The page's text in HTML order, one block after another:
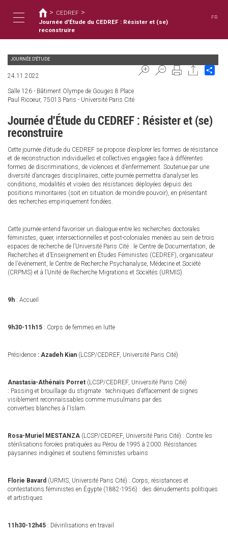
容
Toggle
navigation
您
在
這
裡
> CEDREF >
Journée d'Étude du CEDREF : Résister et (se)
reconstruire
FR
JOURNÉE D'ÉTUDE
24.11.2022
Salle 126 - Bâtiment Olympe de Gouges 8 Place
Paul Ricoeur, 75013 Paris - Université Paris Cité
Journée d'Étude du CEDREF : Résister et (se)
reconstruire
Cette journée d’étude du CEDREF se propose d’explorer les formes de résistance
et de reconstruction individuelles et collectives engagées face à différentes
formes de discriminations, de violences et d’enfermement. Soutenue par une
diversité d’ancrages disciplinaires, cette journée permettra d’analyser les
conditions, modalités et visées des résistances déployées depuis des
positions minoritaires (soit en situation de moindre pouvoir), en présentant
des recherches empiriquement fondées.
Cette journée entend favoriser un dialogue entre les recherches doctorales
féministes, queer, intersectionnelles et post-coloniales menées au sein de trois
espaces de recherche de l’Université Paris Cité : le Centre de Documentation, de
Recherches et d’Enseignement en Études Féministes (CEDREF), organisateur
de l'événement, le Centre de Recherche Psychanalyse, Médecine et Société
(CRPMS) et à l’Unité de Recherche Migrations et Sociétés (URMIS).
9h : Accueil
9h30-11h15 : Corps de femmes en lutte
Présidence : Azadeh Kian (LCSP/CEDREF, Université Paris Cité)
Anastasia-Athénaïs Porret (LCSP/CEDREF, Université Paris Cité)
: Passing et brouillage du stigmate : techniques d'effacement de signes
visiblement reconnaissables comme musulmans par des
converties blanches à l'Islam.
Rosa-Muriel MESTANZA (LCSP/CEDREF, Université Paris Cité) : Contre les
stérilisations forcées pratiquées au Pérou de 1995 à 2000. Résistances
paysannes indigènes et soutiens féministes urbains
Florie Bavard (URMIS, Université Paris Cité) : Corps, résistances et
contestations féministes en Égypte (1882-1956) : des dénudements politiques
et artistiques
11h30-12h45 : Dévirilisations en travail